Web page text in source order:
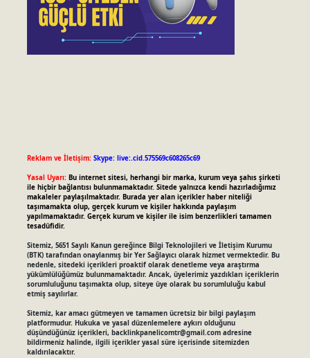
Reklam ve İletişim: Skype: live:.cid.575569c608265c69
Yasal Uyarı: Bu internet sitesi, herhangi bir marka, kurum veya şahıs şirketi
ile hiçbir bağlantısı bulunmamaktadır. Sitede yalnızca kendi hazırladığımız
makaleler paylaşılmaktadır. Burada yer alan içerikler haber niteliği
taşımamakta olup, gerçek kurum ve kişiler hakkında paylaşım
yapılmamaktadır. Gerçek kurum ve kişiler ile isim benzerlikleri tamamen
tesadüfidir.
Sitemiz, 5651 Sayılı Kanun gereğince Bilgi Teknolojileri ve İletişim Kurumu
(BTK) tarafından onaylanmış bir Yer Sağlayıcı olarak hizmet vermektedir. Bu
nedenle, sitedeki içerikleri proaktif olarak denetleme veya araştırma
yükümlülüğümüz bulunmamaktadır. Ancak, üyelerimiz yazdıkları içeriklerin
sorumluluğunu taşımakta olup, siteye üye olarak bu sorumluluğu kabul
etmiş sayılırlar.
Sitemiz, kar amacı gütmeyen ve tamamen ücretsiz bir bilgi paylaşım
platformudur. Hukuka ve yasal düzenlemelere aykırı olduğunu
düşündüğünüz içerikleri, backlinkpanelicomtr@gmail.comadresine
bildirmeniz halinde, ilgili içerikler yasal süre içerisinde sitemizden
kaldırılacaktır.